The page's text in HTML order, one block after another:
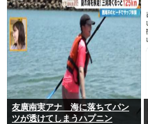
友廣南実アナ 海に落ちてパン
ツが透けてしまうハプニン